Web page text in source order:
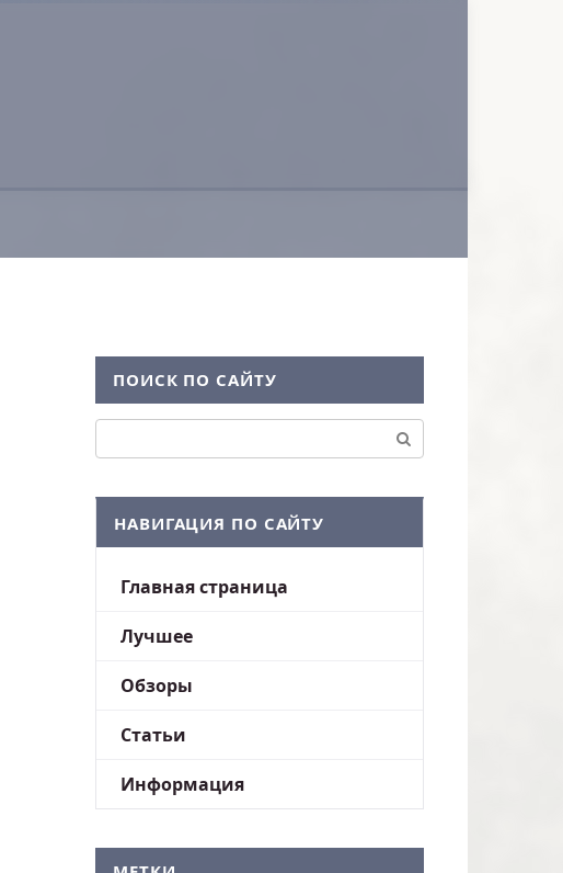
ПОИСК ПО САЙТУ
НАВИГАЦИЯ ПО САЙТУ
Главная страница
Лучшее
Обзоры
Статьи
Информация